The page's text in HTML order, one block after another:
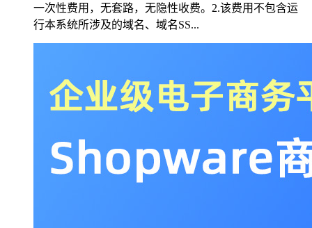
一次性费用，无套路，无隐性收费。2.该费用不包含运
行本系统所涉及的域名、域名SS...